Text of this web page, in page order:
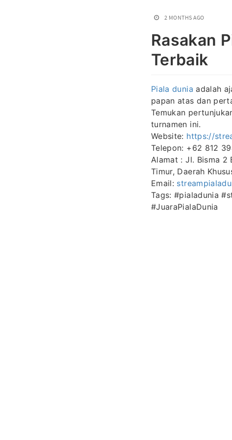
2 MONTHS AGO
Rasakan
Terbaik
Piala dunia adalah
papan atas dan
Temukan
turnamen ini.
Website: https://
Telepon: +62 812
Alamat : Jl. Bisma 2
Timur, Daerah
Email:
Tags: #pialadunia
#JuaraPialaDunia